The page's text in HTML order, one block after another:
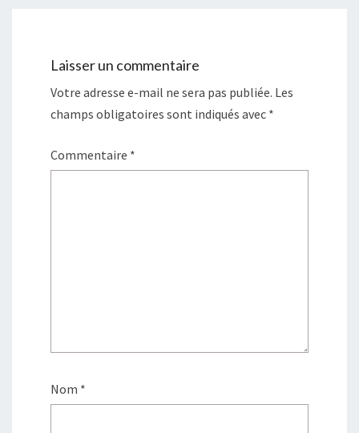
Laisser un commentaire
Votre adresse e-mail ne sera pas publiée. Les
champs obligatoires sont indiqués avec *
Commentaire *
Nom *